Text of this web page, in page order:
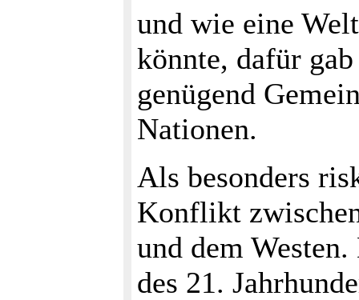
und wie eine
könnte, dafür
genügend
Nationen.
Als besonders
Konflikt
und dem
des 21.